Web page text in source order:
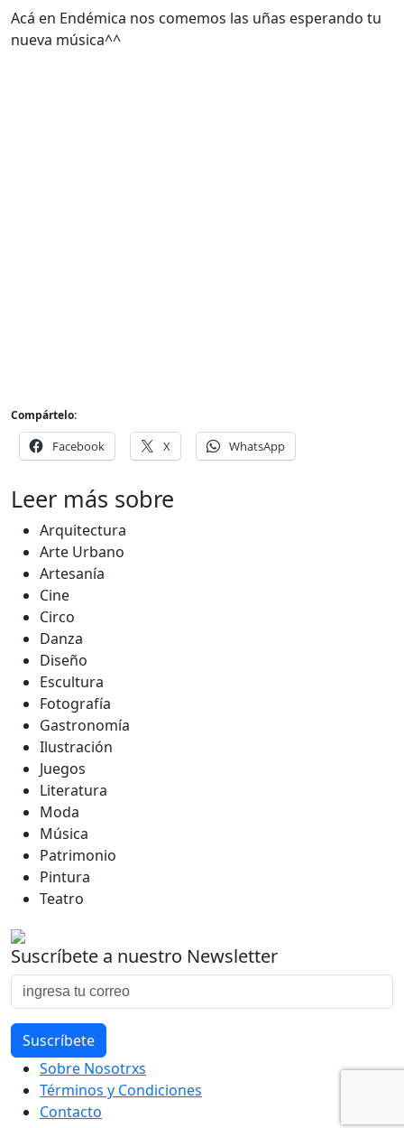
Acá en Endémica nos comemos las uñas esperando tu
nueva música^^
Compártelo:
Facebook X WhatsApp
Leer más sobre
Arquitectura
Arte Urbano
Artesanía
Cine
Circo
Danza
Diseño
Escultura
Fotografía
Gastronomía
Ilustración
Juegos
Literatura
Moda
Música
Patrimonio
Pintura
Teatro
Suscríbete a nuestro Newsletter
Sobre Nosotrxs
Términos y Condiciones
Contacto